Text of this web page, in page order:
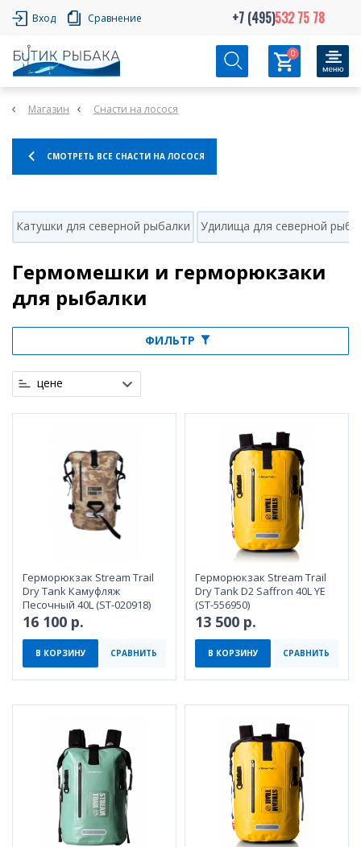
Вход Сравнение +7 (495)532 75 78
0
Магазин Снасти на лосося
СМОТРЕТЬ ВСЕ СНАСТИ НА ЛОСОСЯ
Катушки для северной рыбалки Удилища для северной
Гермомешки и герморюкзаки
для рыбалки
ФИЛЬТР
цене
Герморюкзак Stream Trail
Dry Tank Камуфляж
Песочный 40L (ST-020918)
16 100 р.
В КОРЗИНУ СРАВНИТЬ
Герморюкзак Stream Trail
Dry Tank D2 Saffron 40L YE
(ST-556950)
13 500 р.
В КОРЗИНУ СРАВНИТЬ